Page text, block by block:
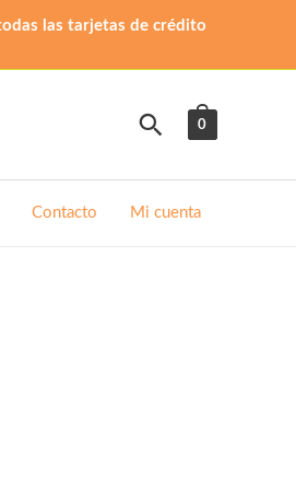
las tarjetas de crédito
Buscar
0
Contacto Mi cuenta